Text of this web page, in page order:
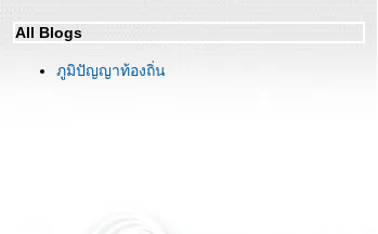
All Blogs
ภูมิปัญญาท้องถิ่น